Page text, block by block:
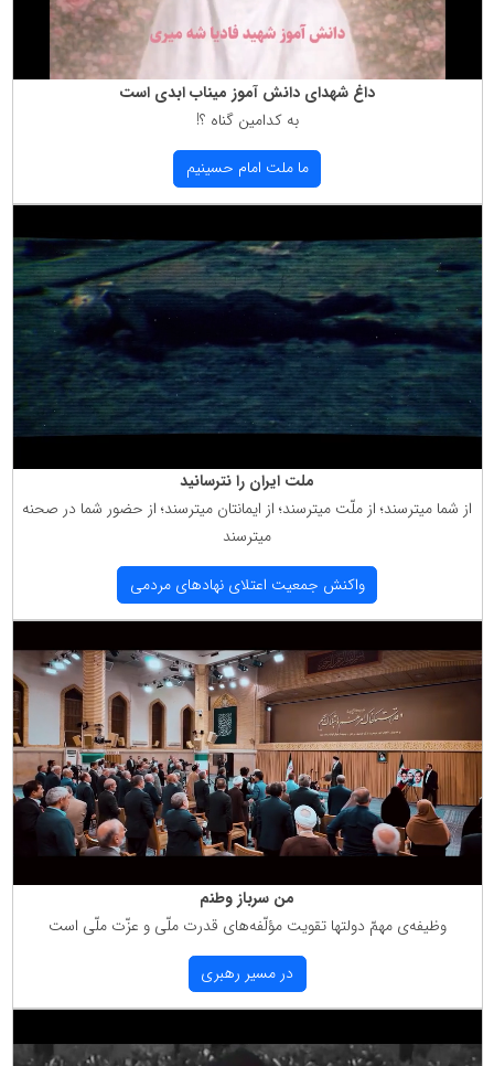
داغ شهدای دانش آموز میناب ابدی است
به كدامین گناه ؟!
ما ملت امام حسینیم
ملت ایران را نترسانید
از شما میترسند؛ از ملّت میترسند؛ از ایمانتان میترسند؛ از حضور شما در صحنه
میترسند
واكنش جمعیت اعتلای نهادهای مردمی
من سرباز وطنم
وظیفه‌ی مهمّ دولتها تقویت مؤلّفه‌های قدرت ملّی و عزّت ملّی است
در مسیر رهبری